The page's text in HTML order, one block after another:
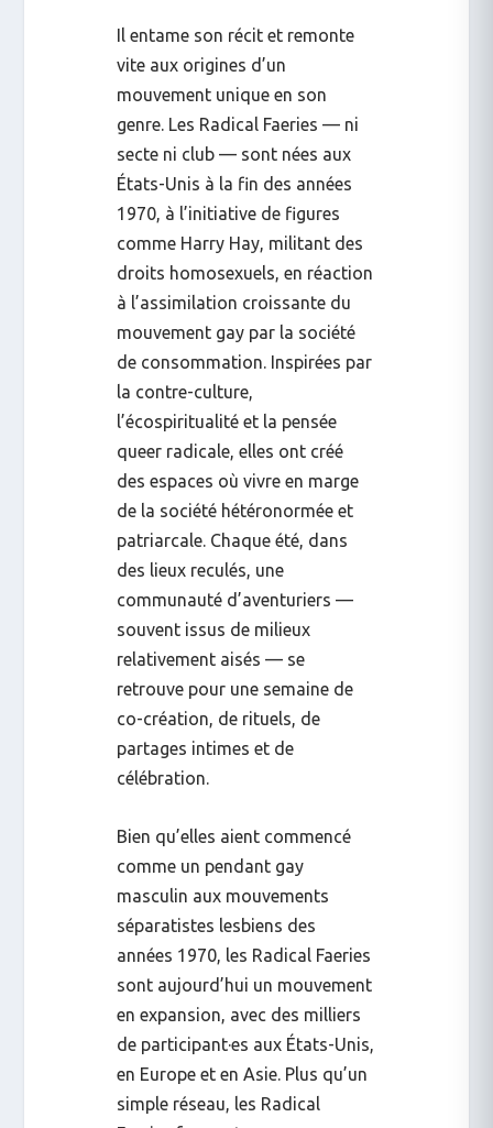
Il entame son récit et remonte
vite aux origines d’un
mouvement unique en son
genre. Les Radical Faeries — ni
secte ni club — sont nées aux
États-Unis à la fin des années
1970, à l’initiative de figures
comme Harry Hay, militant des
droits homosexuels, en réaction
à l’assimilation croissante du
mouvement gay par la société
de consommation. Inspirées par
la contre-culture,
l’écospiritualité et la pensée
queer radicale, elles ont créé
des espaces où vivre en marge
de la société hétéronormée et
patriarcale. Chaque été, dans
des lieux reculés, une
communauté d’aventuriers —
souvent issus de milieux
relativement aisés — se
retrouve pour une semaine de
co-création, de rituels, de
partages intimes et de
célébration.
Bien qu’elles aient commencé
comme un pendant gay
masculin aux mouvements
séparatistes lesbiens des
années 1970, les Radical Faeries
sont aujourd’hui un mouvement
en expansion, avec des milliers
de participant·es aux États-Unis,
en Europe et en Asie. Plus qu’un
simple réseau, les Radical